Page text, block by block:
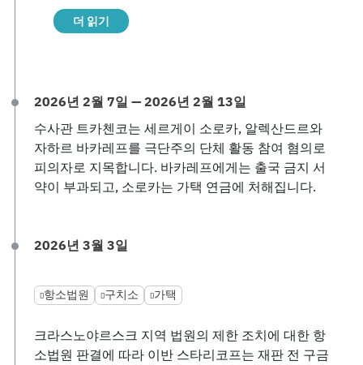
더 읽기
2026년 2월 7일 — 2026년 2월 13일
수사관 트카첸코는 세르게이 소로카, 알렉산드르와
자하르 바카레프를 극단주의 단체 활동 참여 혐의로
피의자로 지목합니다. 바카레프에게는 출국 금지 서
약이 부과되고, 소로카는 가택 연금에 처해집니다.
2026년 3월 3일
항소법원 구치소 가택
크라스노야르스크 지역 법원의 제한 조치에 대한 항
소법원 판결에 따라 이반 스타리코프는 재판 전 구금